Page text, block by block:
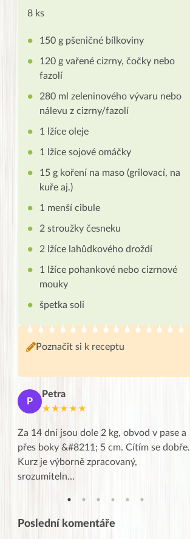
8 ks
150 g pšeničné bílkoviny
120 g vařené cizrny, čočky nebo
fazolí
280 ml zeleninového vývaru nebo
nálevu z cizrny/fazolí
1 lžíce oleje
1 lžíce sojové omáčky
15 g koření na maso (grilovací, na
kuře aj.)
1 menší cibule
2 stroužky česneku
2 lžíce lahůdkového droždí
1 lžíce pohankové nebo cizrnové
mouky
špetka soli
Poznačit si k receptu
P
Petra
★★★★★
Za 14 dní jsou dole 2 kg, obvod v pase a
přes boky &#8211; 5 cm. Cítím se dobře.
Kurz je výborně zpracovaný,
srozumiteln…
Poslední komentáře